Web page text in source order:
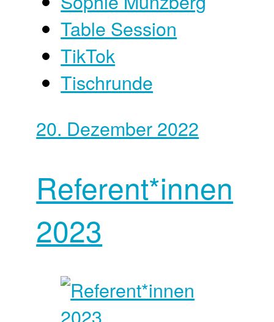
Table Session
TikTok
Tischrunde
20. Dezember 2022
Referent*innen
2023